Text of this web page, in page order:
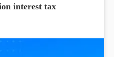
interest tax